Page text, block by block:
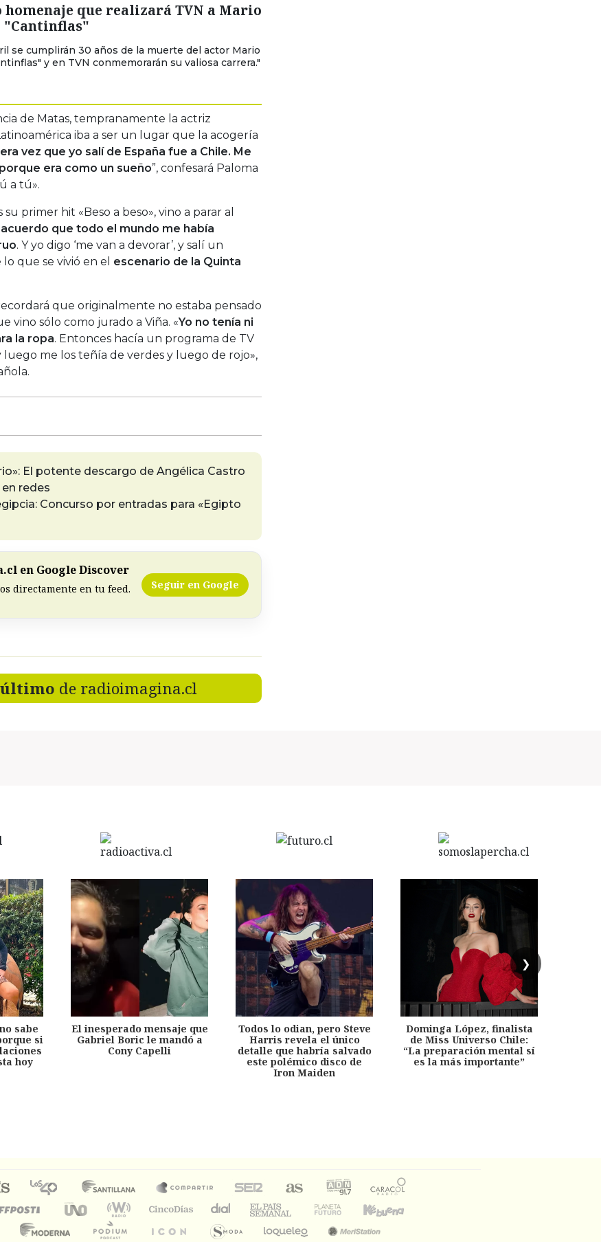
que realizará TVN a Mario
"Cantinflas"
se cumplirán 30 años de la muerte del actor Mario
y en TVN conmemorarán su valiosa carrera."
de Matas, tempranamente la actriz
iba a ser un lugar que la acogería
vez que yo salí de España fue a Chile. Me
era como un sueño”, confesará Paloma
a tú».
primer hit «Beso a beso», vino a parar al
acuerdo que todo el mundo me había
. Y yo digo ‘me van a devorar’, y salí un
que se vivió en el escenario de la Quinta
que originalmente no estaba pensado
vino sólo como jurado a Viña. «Yo no tenía ni
la ropa. Entonces hacía un programa de TV
me los teñía de verdes y luego de rojo»,
El potente descargo de Angélica Castro
redes
Concurso por entradas para «Egipto
en Google Discover
directamente en tu feed. Seguir en Google
de radioimagina.cl
❯
sabe
si
hoy
El inesperado mensaje que
Gabriel Boric le mandó a
Cony Capelli
Todos lo odian, pero Steve
Harris revela el único
detalle que habría salvado
este polémico disco de
Iron Maiden
Dominga López, finalista
de Miss Universo Chile:
“La preparación mental sí
es la más importante”